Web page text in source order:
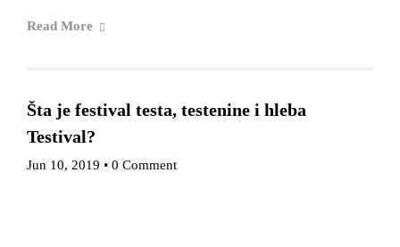
Read More
Šta je festival testa, testenine i hleba
Testival?
Jun 10, 2019 • 0 Comment